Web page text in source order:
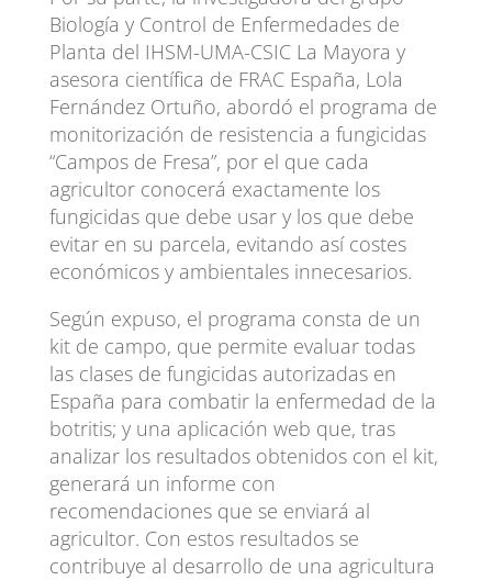
Biología y Control de Enfermedades de
Planta del IHSM-UMA-CSIC La Mayora y
asesora científica de FRAC España, Lola
Fernández Ortuño, abordó el programa de
monitorización de resistencia a fungicidas
“Campos de Fresa”, por el que cada
agricultor conocerá exactamente los
fungicidas que debe usar y los que debe
evitar en su parcela, evitando así costes
económicos y ambientales innecesarios.
Según expuso, el programa consta de un
kit de campo, que permite evaluar todas
las clases de fungicidas autorizadas en
España para combatir la enfermedad de la
botritis; y una aplicación web que, tras
analizar los resultados obtenidos con el kit,
generará un informe con
recomendaciones que se enviará al
agricultor. Con estos resultados se
contribuye al desarrollo de una agricultura